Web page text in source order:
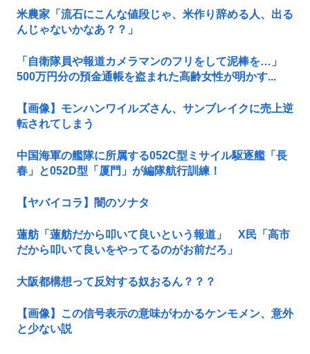
米農家「流石にこんな値段じゃ、米作り辞める人、出る
んじゃないかなあ？？」
「自衛隊員や報道カメラマンのフリをして泥棒を…」
500万円分の預金通帳を盗まれた高齢女性が明かす...
【画像】モンハンワイルズさん、サンブレイクに売上逆
転されてしまう
中国海軍の艦隊に所属する052C型ミサイル駆逐艦「長
春」と052D型「厦門」が編隊航行訓練！
【ヤバイコラ】闇のソナタ
蓮舫「蓮舫だから叩いて良いという報道」 X民「高市
だから叩いて良いをやってるのがお前だろ」
大阪都構想って反対する奴おるん？？？
【画像】この信号表示の意味がわかるケンモメン、意外
と少ない説